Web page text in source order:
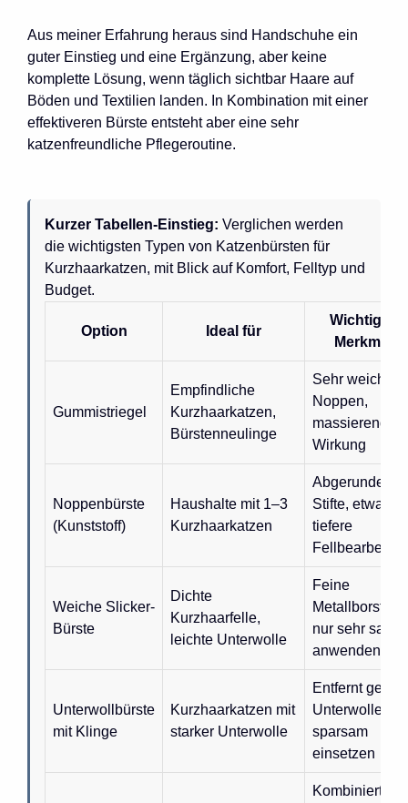
Aus meiner Erfahrung heraus sind Handschuhe ein
guter Einstieg und eine Ergänzung, aber keine
komplette Lösung, wenn täglich sichtbar Haare auf
Böden und Textilien landen. In Kombination mit einer
effektiveren Bürste entsteht aber eine sehr
katzenfreundliche Pflegeroutine.
Kurzer Tabellen-Einstieg: Verglichen werden
die wichtigsten Typen von Katzenbürsten für
Kurzhaarkatzen, mit Blick auf Komfort, Felltyp und
Budget.
Option Ideal für
Wichtiges
Merkmal
Gummistriegel
Empfindliche
Kurzhaarkatzen,
Bürstenneulinge
Sehr weiche
Noppen,
massierende
Wirkung
Noppenbürste
(Kunststoff)
Haushalte mit 1–3
Kurzhaarkatzen
Abgerundete
Stifte, etwas
tiefere
Weiche Slicker-
Bürste
Dichte
Kurzhaarfelle,
leichte Unterwolle
Feine
Metallborsten,
nur sehr sanft
anwenden
Unterwollbürste
mit Klinge
Kurzhaarkatzen mit
starker Unterwolle
Entfernt gezielt
Unterwolle,
sparsam
einsetzen
Kombiniert